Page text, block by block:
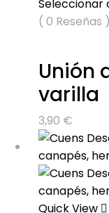
Seleccionar
( 0 Reseñas )
Unión
varilla
3,90 €
Quick View